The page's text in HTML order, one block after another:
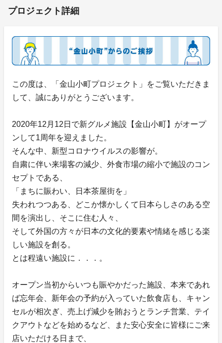
プロジェクト詳細
この度は、「金山小町プロジェクト」をご覧いただきま
して、誠にありがとうございます。
2020年12月12日で新グルメ施設【金山小町】がオープ
ンして1周年を迎えました。
そんな中、新型コロナウイルスの影響が。
自粛に伴い来場客の減少、外食市場の縮小で施設のコン
セプトである、
「まちに賑わい、日本茶屋街を」
失われつつある、どこか懐かしくて日本らしさのある空
間を演出し、そこに住む人々、
そして外国の方々が日本の文化的要素や情緒を感じる楽
しい施設を創る。
とは程遠い施設に．．．。
オープン当初からいつも賑やかだった施設、本来であれ
ば忘年会、新年会の予約が入っていた飲食店も、キャン
セルが相次ぎ、売上げ減少を賄おうとランチ営業、テイ
クアウトなどを始めるなど、また安心安全に皆様にご来
店いただける日まで、